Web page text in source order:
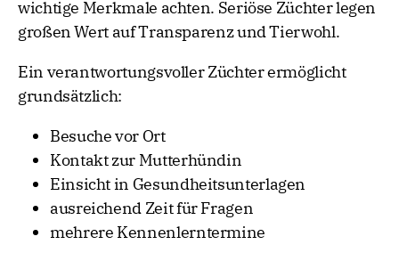
wichtige Merkmale achten. Seriöse Züchter legen
großen Wert auf Transparenz und Tierwohl.
Ein verantwortungsvoller Züchter ermöglicht
grundsätzlich:
Besuche vor Ort
Kontakt zur Mutterhündin
Einsicht in Gesundheitsunterlagen
ausreichend Zeit für Fragen
mehrere Kennenlerntermine